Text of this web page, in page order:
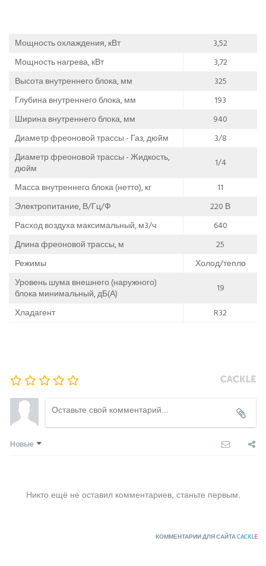
Мощность охлаждения, кВт
3,52
Мощность нагрева, кВт
3,72
Высота внутреннего блока, мм
325
Глубина внутреннего блока, мм
193
Ширина внутреннего блока, мм
940
Диаметр фреоновой трассы - Газ, дюйм
3/8
Диаметр фреоновой трассы - Жидкость,
дюйм
1/4
Масса внутреннего блока (нетто), кг
11
Электропитание, В/Гц/Ф
220 В
Расход воздуха максимальный, м3/ч
640
Длина фреоновой трассы, м
25
Режимы
Холод/тепло
Уровень шума внешнего (наружного)
блока минимальный, дБ(А)
19
Хладагент
R32
Новые
Никто ещё не оставил комментариев, станьте первым.
КОММЕНТАРИИ ДЛЯ САЙТАCACKLE